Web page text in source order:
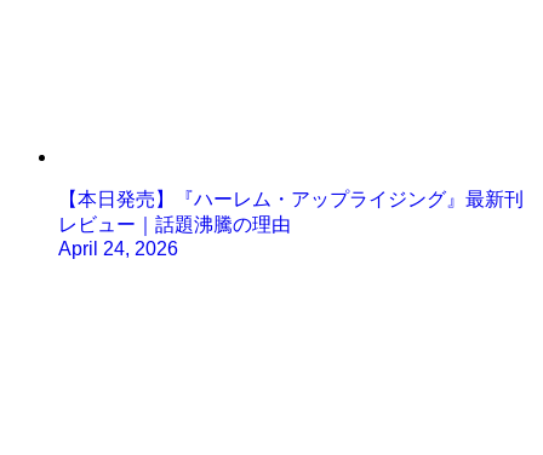
【本日発売】『ハーレム・アップライジング』最新刊
レビュー｜話題沸騰の理由
April 24, 2026